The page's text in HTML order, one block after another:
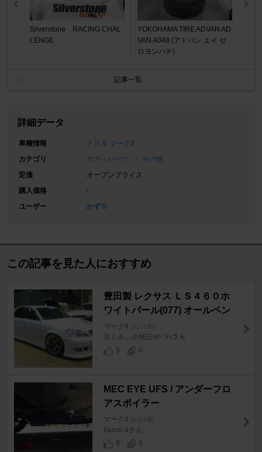
Silverstone RACING CHAL
LENGE
YOKOHAMA TIRE ADVAN AD
VAN A048 (アドバン エイ ゼ
ロヨンハチ)
記事一覧
詳細データ
車種情報
トヨタ マークII
カテゴリ
ボディパーツ
その他
定価
オープンプライス
購入価格
-
ユーザー
かずＤ
この記事を見た人におすすめ
豊田製 レクサス ＬＳ４６０ホ
ワイトパール(077) オールペン
マークII [X110系]
京☆みぃ＠純正isﾍﾞｽﾄさん
9
0
MEC EYE UFS / アンダーフロ
アスポイラー
マークII [X110系]
kazuo uさん
8
0